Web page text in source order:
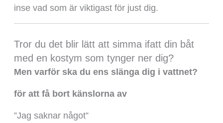
inse vad som är viktigast för just dig.
Tror du det blir lätt att simma ifatt din båt
med en kostym som tynger ner dig?
Men varför ska du ens slänga dig i vattnet?
för att få bort känslorna av
”Jag saknar något”